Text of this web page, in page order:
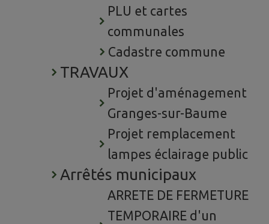
PLU et cartes
communales
Cadastre commune
TRAVAUX
Projet d'aménagement
Granges-sur-Baume
Projet remplacement
lampes éclairage public
Arrêtés municipaux
ARRETE DE FERMETURE
TEMPORAIRE d'un